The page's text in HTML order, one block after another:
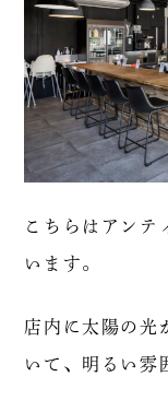
こちらはアンテ
います。
店内に太陽の光
いて、明るい雰